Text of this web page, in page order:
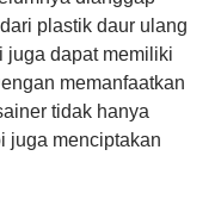
plastik daur ulang
juga dapat memiliki
memanfaatkan
tidak hanya
juga menciptakan